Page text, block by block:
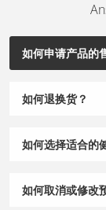
如何申请产品的
如何退换货？
如何选择适合的
如何取消或修改